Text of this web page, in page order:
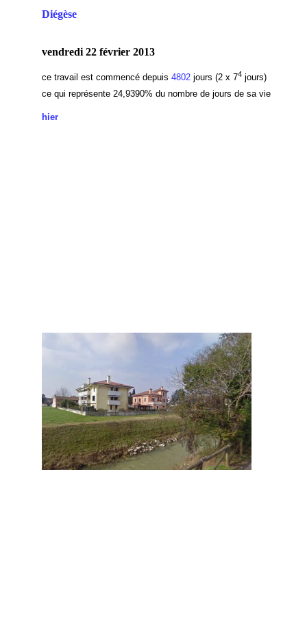
Diégèse
vendredi 22 février 2013
ce travail est commencé depuis 4802 jours (2 x 74jours)
ce qui représente 24,9390% du nombre de jours de sa vie
hier